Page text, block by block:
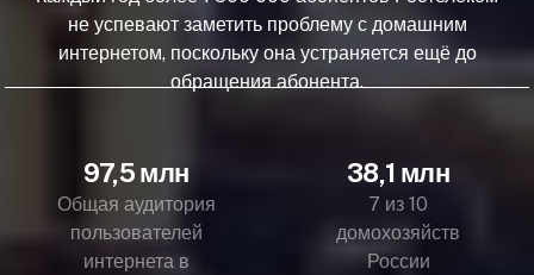
не успевают заметить проблему с домашним
интернетом, поскольку она устраняется ещё до
обращения абонента.
97,5 млн
Общая аудитория
пользователей
интернета в
38,1 млн
7 из 10
домохозяйств
России